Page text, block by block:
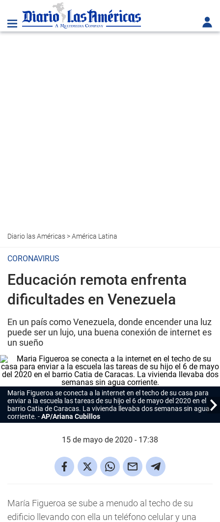
Diario las Américas>América Latina
CORONAVIRUS
Educación remota enfrenta
dificultades en Venezuela
En un país como Venezuela, donde encender una luz
puede ser un lujo, una buena conexión de internet es
un sueño
Maria Figueroa se conecta a la internet en el techo de su casa para
enviar a la escuela las tareas de su hijo el 6 de mayo del 2020 en el
barrio Catia de Caracas. La vivienda llevaba dos semanas sin agua
corriente.
AP/Ariana Cubillos
15 de mayo de 2020 - 17:38
María Figueroa se sube a menudo al techo de su
edificio llevando con ella un teléfono celular y una